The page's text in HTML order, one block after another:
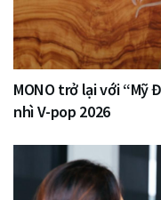
MONO trở lại với “Mỹ
nhì V-pop 2026